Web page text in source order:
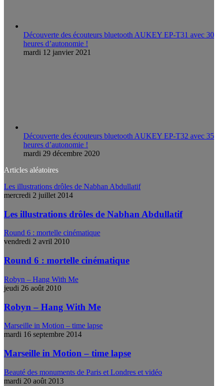
Découverte des écouteurs bluetooth AUKEY EP-T31 avec 30
heures d’autonomie !
mardi 12 janvier 2021
Découverte des écouteurs bluetooth AUKEY EP-T32 avec 35
heures d’autonomie !
mardi 29 décembre 2020
Articles aléatoires
Les illustrations drôles de Nabhan Abdullatif
mercredi 2 juillet 2014
Les illustrations drôles de Nabhan Abdullatif
Round 6 : mortelle cinématique
vendredi 2 avril 2010
Round 6 : mortelle cinématique
Robyn – Hang With Me
jeudi 26 août 2010
Robyn – Hang With Me
Marseille in Motion – time lapse
mardi 16 septembre 2014
Marseille in Motion – time lapse
Beauté des monuments de Paris et Londres et vidéo
mardi 20 août 2013